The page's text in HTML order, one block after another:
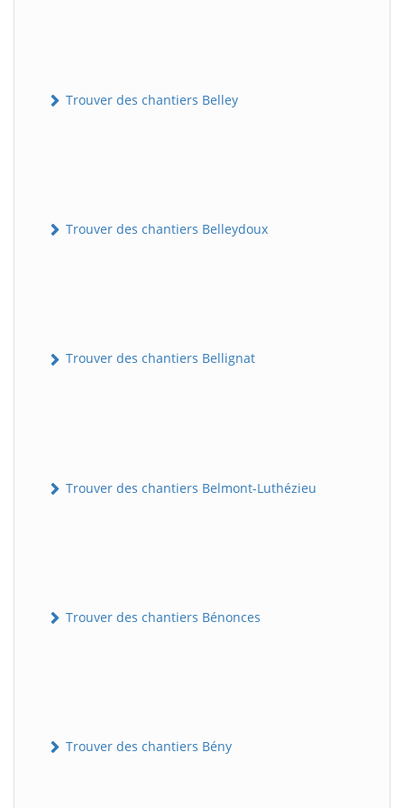
Trouver des chantiers Belley
Trouver des chantiers Belleydoux
Trouver des chantiers Bellignat
Trouver des chantiers Belmont-Luthézieu
Trouver des chantiers Bénonces
Trouver des chantiers Bény